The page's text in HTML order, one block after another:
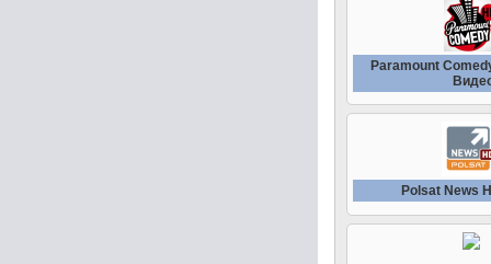
Paramount
Polsat News